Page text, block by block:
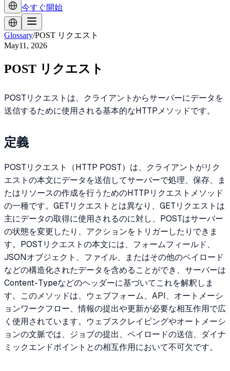
今すぐ開始
Glossary/POST リクエスト
May11, 2026
POST リクエスト
POSTリクエストは、クライアントからサーバーにデータを
送信するために使用される基本的なHTTPメソッドです。
定義
POSTリクエスト（HTTP POST）は、クライアントがリク
エストの本文にデータを送信してサーバーで処理、保存、ま
たはリソースの作成を行うためのHTTPリクエストメソッド
の一種です。GETリクエストとは異なり、GETリクエストは
主にデータの取得に使用されるのに対し、POSTはサーバー
の状態を変更したり、アクションをトリガーしたりできま
す。POSTリクエストの本文には、フォームフィールド、
JSONオブジェクト、ファイル、またはその他のペイロード
などの構造化されたデータを含めることができ、サーバーは
Content-Typeなどのヘッダーに基づいてこれを解釈しま
す。このメソッドは、ウェブフォーム、API、オートメーシ
ョンワークフロー、情報の提出や更新が必要な相互作用で広
く使用されています。ウェブスクレイピングやオートメーシ
ョンの文脈では、ジョブの提出、ペイロードの送信、ダイナ
ミックエンドポイントとの相互作用において不可欠です。